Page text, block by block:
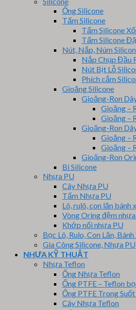
Ống Silicone
Tấm Silicone
Tấm Silicone
Tấm Silicone
Nút, Nắp, Núm
Nắp Chụp Đầu
Nút Bịt Lỗ
Phích cắm
Gioăng Silicone
Gioăng-Ron
Gioăng –
Gioăng –
Gioăng-Ron
Gioăng –
Gioăng –
Gioăng-Ron
Bi Silicone
Nhựa PU
Cây Nhựa PU
Tấm Nhựa PU
Lô, rulô, con lăn bánh
Vòng Oring đệm
Khớp nối nhựa PU
Bọc Lô, Rulo, Con Lăn,
Gia Công Silicone, Nhựa PU
NHỰA KỸ THUẬT
Nhựa Teflon
Ống Nhựa Teflon
Ống PTFE – Teflon
Ống PTFE Trong
Cây Nhựa Teflon